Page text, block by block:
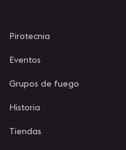
Pirotecnia
Eventos
Grupos de fuego
Historia
Tiendas